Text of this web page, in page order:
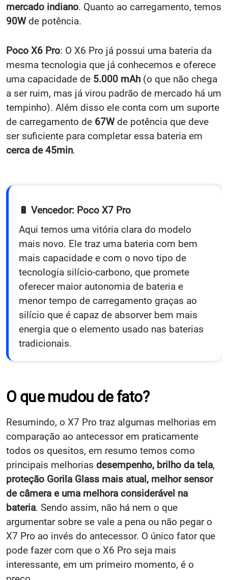
mercado indiano. Quanto ao carregamento, temos
90Wde potência.
Poco X6 Pro: O X6 Pro já possui uma bateria da
mesma tecnologia que já conhecemos e oferece
uma capacidade de 5.000 mAh (o que não chega
a ser ruim, mas já virou padrão de mercado há um
tempinho). Além disso ele conta com um suporte
de carregamento de 67W de potência que deve
ser suficiente para completar essa bateria em
cerca de 45min.
🔋 Vencedor: Poco X7 Pro
Aqui temos uma vitória clara do modelo
mais novo. Ele traz uma bateria com bem
mais capacidade e com o novo tipo de
tecnologia silício-carbono, que promete
oferecer maior autonomia de bateria e
menor tempo de carregamento graças ao
silício que é capaz de absorver bem mais
energia que o elemento usado nas baterias
tradicionais.
O que mudou de fato?
Resumindo, o X7 Pro traz algumas melhorias em
comparação ao antecessor em praticamente
todos os quesitos, em resumo temos como
principais melhorias desempenho, brilho da tela,
proteção Gorila Glass mais atual, melhor sensor
de câmera e uma melhora considerável na
bateria. Sendo assim, não há nem o que
argumentar sobre se vale a pena ou não pegar o
X7 Pro ao invés do antecessor. O único fator que
pode fazer com que o X6 Pro seja mais
interessante, em um primeiro momento, é o